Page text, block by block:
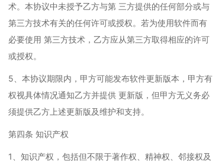
术。本协议中未授予乙方与第 三方提供的任何部分或与
第三方技术有关的任何许可或授权。若为使用软件而有
必要使用 第三方技术，乙方应从第三方取得相应的许可
或授权。
5、本协议期限内，甲方可能发布软件更新版本，甲方有
权视具体情况通知乙方并提供 更新版，但甲方无义务必
须提供乙方上述更新版及维护和支持。
第四条 知识产权
1、知识产权，包括但不限于著作权、精神权、邻接权及